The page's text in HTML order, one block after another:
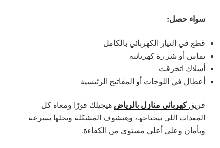
سواء حصل:
قطع في التيار الكهربائي بالكامل
تماس أو شرارة كهربائية
أسلاك اتحرقت
أعطال في اللوحات أو المفاتيح الرئيسية
فريقكهربائي منازل بالرياض هيجيلك فورًا ومعاه كل
المعدات اللي بيحتاجها، وهيشوف المشكلة ويحلها بسرعة
وبأمان وعلى أعلى مستوى من الكفاءة.